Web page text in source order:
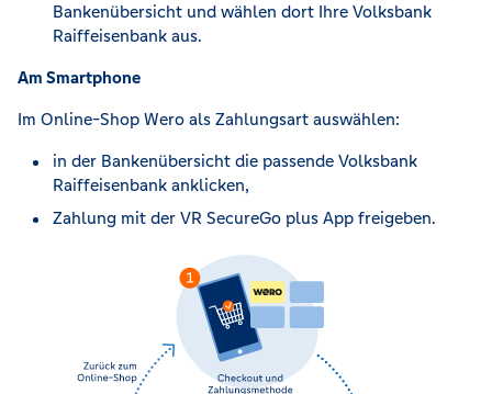
Bankenübersicht und wählen dort Ihre Volksbank
Raiffeisenbank aus.
Am Smartphone
Im Online-Shop Wero als Zahlungsart auswählen:
in der Bankenübersicht die passende Volksbank
Raiffeisenbank anklicken,
Zahlung mit der VR SecureGo plus App freigeben.